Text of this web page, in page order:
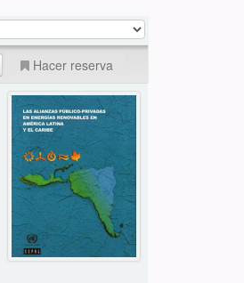
Hacer reserva